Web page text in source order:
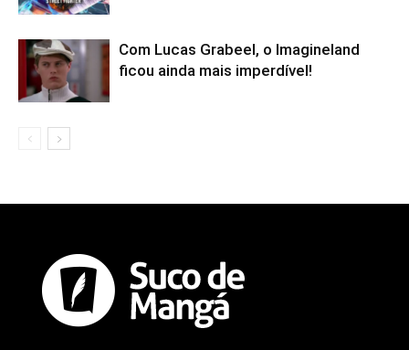
Com Lucas Grabeel, o Imagineland
ficou ainda mais imperdível!